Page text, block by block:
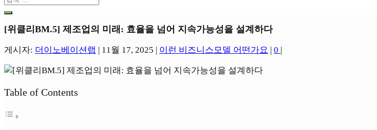
[위클리BM.5] 제조업의 미래: 효율을 넘어 지속가능성을 설계하다
게시자: 더이노베이션랩 | 11월 17, 2025 | 이런 비즈니스모델 어떤가요 | 0 |
Table of Contents